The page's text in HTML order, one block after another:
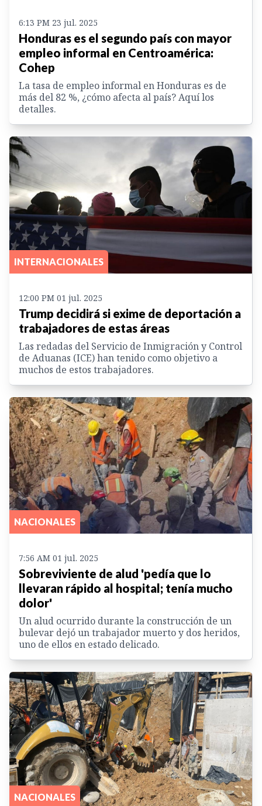
6:13 PM 23 jul. 2025
Honduras es el segundo país con mayor
empleo informal en Centroamérica:
Cohep
La tasa de empleo informal en Honduras es de
más del 82 %, ¿cómo afecta al país? Aquí los
detalles.
INTERNACIONALES
12:00 PM 01 jul. 2025
Trump decidirá si exime de deportación a
trabajadores de estas áreas
Las redadas del Servicio de Inmigración y Control
de Aduanas (ICE) han tenido como objetivo a
muchos de estos trabajadores.
NACIONALES
7:56 AM 01 jul. 2025
Sobreviviente de alud 'pedía que lo
llevaran rápido al hospital; tenía mucho
dolor'
Un alud ocurrido durante la construcción de un
bulevar dejó un trabajador muerto y dos heridos,
uno de ellos en estado delicado.
NACIONALES